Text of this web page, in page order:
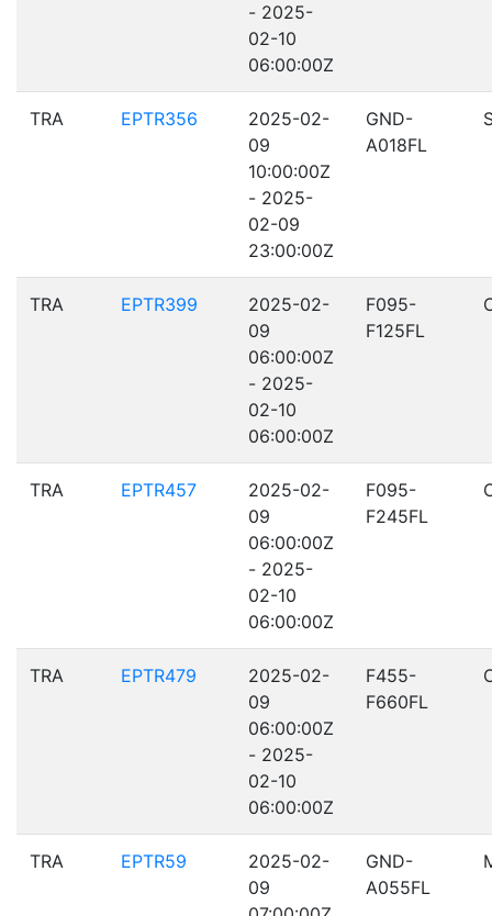
- 2025-
02-10
06:00:00Z
TRA EPTR356
2025-02-
09
10:00:00Z
- 2025-
02-09
23:00:00Z
GND-
A018FL
TRA EPTR399
2025-02-
09
06:00:00Z
- 2025-
02-10
06:00:00Z
F095-
F125FL
TRA EPTR457
2025-02-
09
06:00:00Z
- 2025-
02-10
06:00:00Z
F095-
F245FL
TRA EPTR479
2025-02-
09
06:00:00Z
- 2025-
02-10
06:00:00Z
F455-
F660FL
TRA EPTR59
2025-02-
09
GND-
A055FL